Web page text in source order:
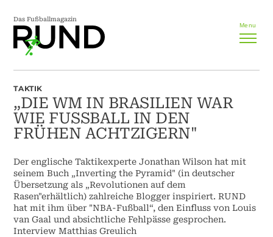
Das Fußballmagazin
Menu
TAKTIK
„DIE WM IN BRASILIEN WAR
WIE FUSSBALL IN DEN F
RÜHEN ACHTZIGERN"
Der englische Taktikexperte Jonathan Wilson hat mit
seinem Buch „Inverting the Pyramid" (in deutscher
Übersetzung als „Revolutionen auf dem
Rasen"erhältlich) zahlreiche Blogger inspiriert. RUND
hat mit ihm über "NBA-Fußball“, den Einfluss von Louis
van Gaal und absichtliche Fehlpässe gesprochen.
Interview Matthias Greulich